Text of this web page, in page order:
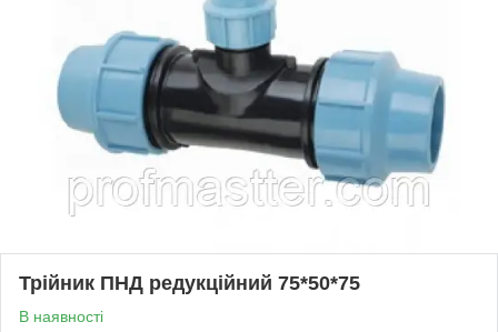
Трійник ПНД редукційний 75*50*75
В наявності